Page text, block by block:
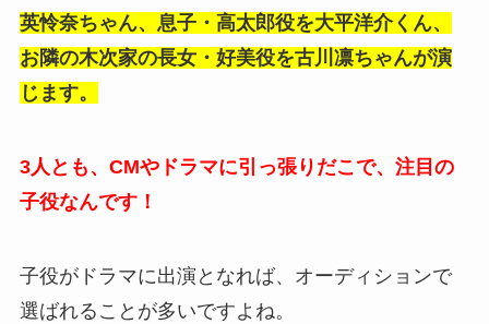
英怜奈ちゃん、息子・高太郎役を大平洋介くん、
お隣の木次家の長女・好美役を古川凛ちゃんが演
じます。
3人とも、CMやドラマに引っ張りだこで、注目の
子役なんです！
子役がドラマに出演となれば、オーディションで
選ばれることが多いですよね。